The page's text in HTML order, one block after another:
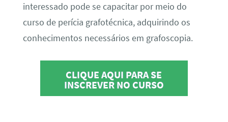
interessado pode se capacitar por meio do
curso de perícia grafotécnica, adquirindo os
conhecimentos necessários em grafoscopia.
CLIQUE AQUI PARA SE
INSCREVER NO CURSO